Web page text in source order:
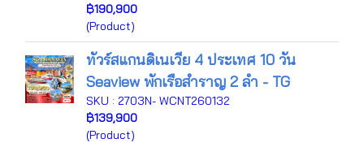
฿190,900
(Product)
ทัวร์สแกนดิเนเวีย 4 ประเทศ 10 วัน
Seaview พักเรือสำราญ 2 ลำ - TG
SKU : 2703N- WCNT260132
฿139,900
(Product)